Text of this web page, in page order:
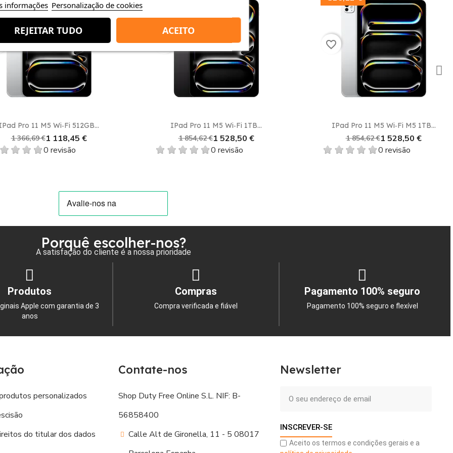
e recursos que melhoram ainda mais a experiência do usuário.
adquirindo um dispositivo que atende a todas as suas necessidades e supera as suas expectativas. Aproveite
nossa lojaShop Duty Free preços mais baixos em Portugal
. Aproveite o melhor da tecnologia
Vista rápida
11 M5 Wi‑Fi 512GB...
366,69 €1 118,45 €
0 revisão
Vista rápida
IPad Pro 11 M5 Wi‑Fi 1TB...
1 854,62 €1 528,50 €
0 revisão
favorite_border
 Vista rápida
IPad Pro 11 M5 Wi‑Fi M5 1TB...
1 854,62 €1 528,50 €
0 revisão
Porquê escolher-nos?
A satisfação do cliente é a nossa prioridade
Produtos
Apple com garantia de 3
anos
Compras
Compra verificada e fiável
Pagamento 100% seguro
Pagamento 100% seguro e flexível
informações Personalização de cookies
REJEITAR TUDO ACEITO
personalizados
do titular dos dados
Contate-nos
Shop Duty Free Online S.L. NIF: B-
56858400
Calle Alt de Gironella, 11 - 5 08017
Newsletter
INSCREVER-SE
Aceito os termos e condições gerais e a